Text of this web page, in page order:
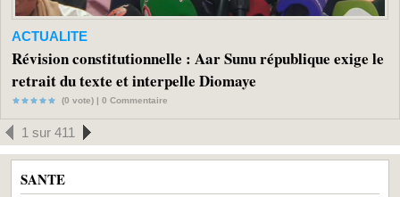
ACTUALITE
Révision constitutionnelle : Aar Sunu république exige le
retrait du texte et interpelle Diomaye
(0 vote) | 0 Commentaire
1 sur 411
SANTE